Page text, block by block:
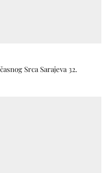
Srca Sarajeva 32.